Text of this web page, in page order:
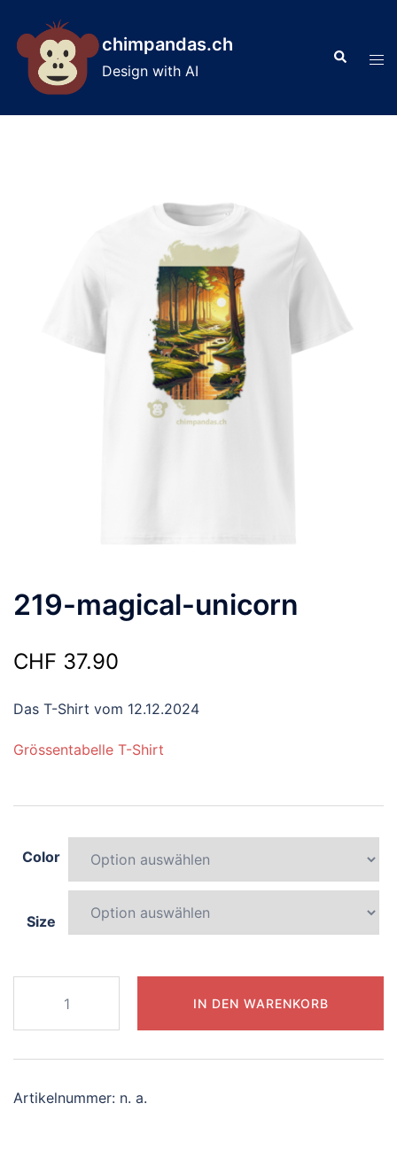
content
chimpandas.ch
Design with AI
Search
219-magical-unicorn
CHF 37.90
Das T-Shirt vom 12.12.2024
Grössentabelle T-Shirt
Color
Size
magical-
unicorn
Menge
IN DEN WARENKORB
Artikelnummer: n. a.